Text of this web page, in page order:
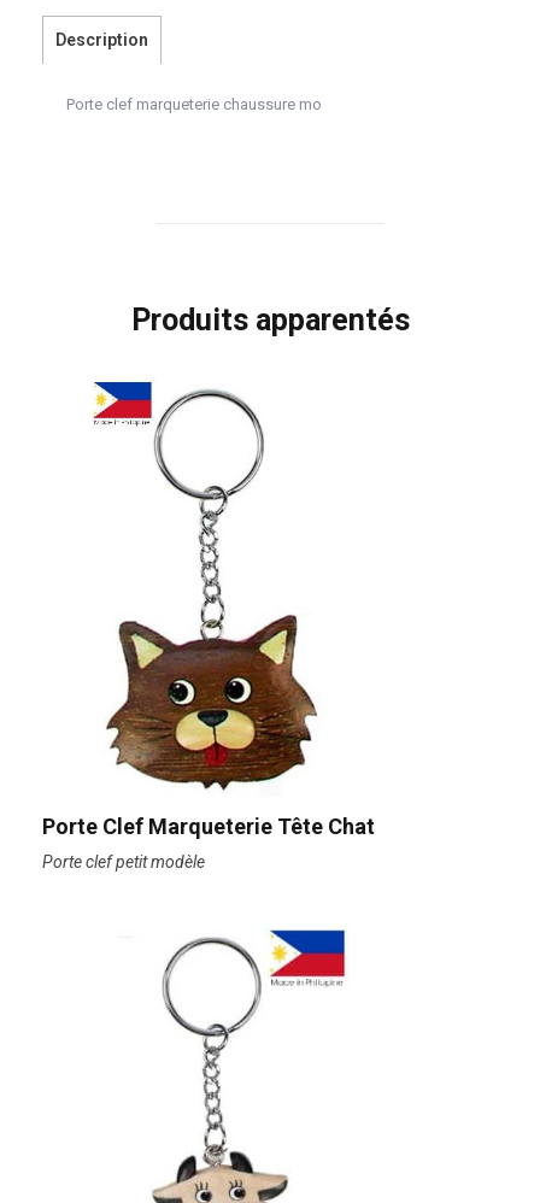
Description
Porte clef marqueterie chaussure mo
Produits apparentés
Porte Clef Marqueterie Tête Chat
Porte clef petit modèle